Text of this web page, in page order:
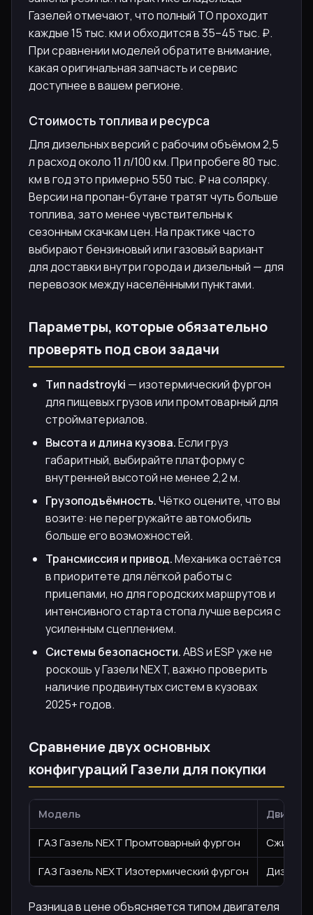
Газелей отмечают, что полный ТО проходит
каждые 15 тыс. км и обходится в 35–45 тыс. ₽.
При сравнении моделей обратите внимание,
какая оригинальная запчасть и сервис
доступнее в вашем регионе.
Стоимость топлива и ресурса
Для дизельных версий с рабочим объёмом 2,5
л расход около 11 л/100 км. При пробеге 80 тыс.
км в год это примерно 550 тыс. ₽ на солярку.
Версии на пропан-бутане тратят чуть больше
топлива, зато менее чувствительны к
сезонным скачкам цен. На практике часто
выбирают бензиновый или газовый вариант
для доставки внутри города и дизельный — для
перевозок между населёнными пунктами.
Параметры, которые обязательно
проверять под свои задачи
Тип nadstroyki — изотермический фургон
для пищевых грузов или промтоварный для
стройматериалов.
Высота и длина кузова.Если груз
габаритный, выбирайте платформу с
внутренней высотой не менее 2,2 м.
Грузоподъёмность.Чётко оцените, что вы
возите: не перегружайте автомобиль
больше его возможностей.
Трансмиссия и привод.Механика остаётся
в приоритете для лёгкой работы с
прицепами, но для городских маршрутов и
интенсивного старта стопа лучше версия с
усиленным сцеплением.
Системы безопасности.ABS и ESP уже не
роскошь у Газели NEXT, важно проверить
наличие продвинутых систем в кузовах
2025+ годов.
Сравнение двух основных
конфигураций Газели для покупки
Модель
ГАЗ Газель NEXT Промтоварный фургон
ГАЗ Газель NEXT Изотермический фургон
Дизель,
Разница в цене объясняется типом двигателя